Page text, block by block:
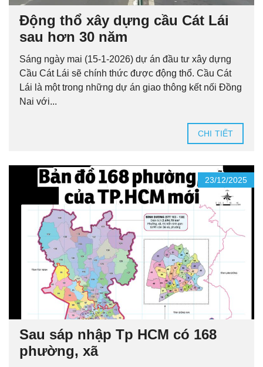
Động thổ xây dựng cầu Cát Lái
sau hơn 30 năm
Sáng ngày mai (15-1-2026) dự án đầu tư xây dựng
Cầu Cát Lái sẽ chính thức được động thổ. Cầu Cát
Lái là một trong những dự án giao thông kết nối Đồng
Nai với...
CHI TIẾT
23/12/2025
Sau sáp nhập Tp HCM có 168
phường, xã